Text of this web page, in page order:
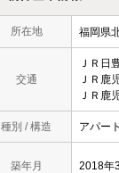
所在地 福岡県
交通
ＪＲ日
ＪＲ鹿
ＪＲ
種別 / 構造 アパー
築年月 2018